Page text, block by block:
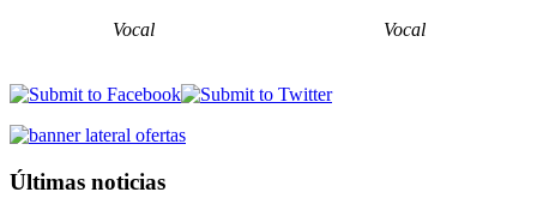
Vocal Vocal
Últimas noticias